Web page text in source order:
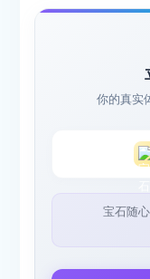
你的真实
宝石随